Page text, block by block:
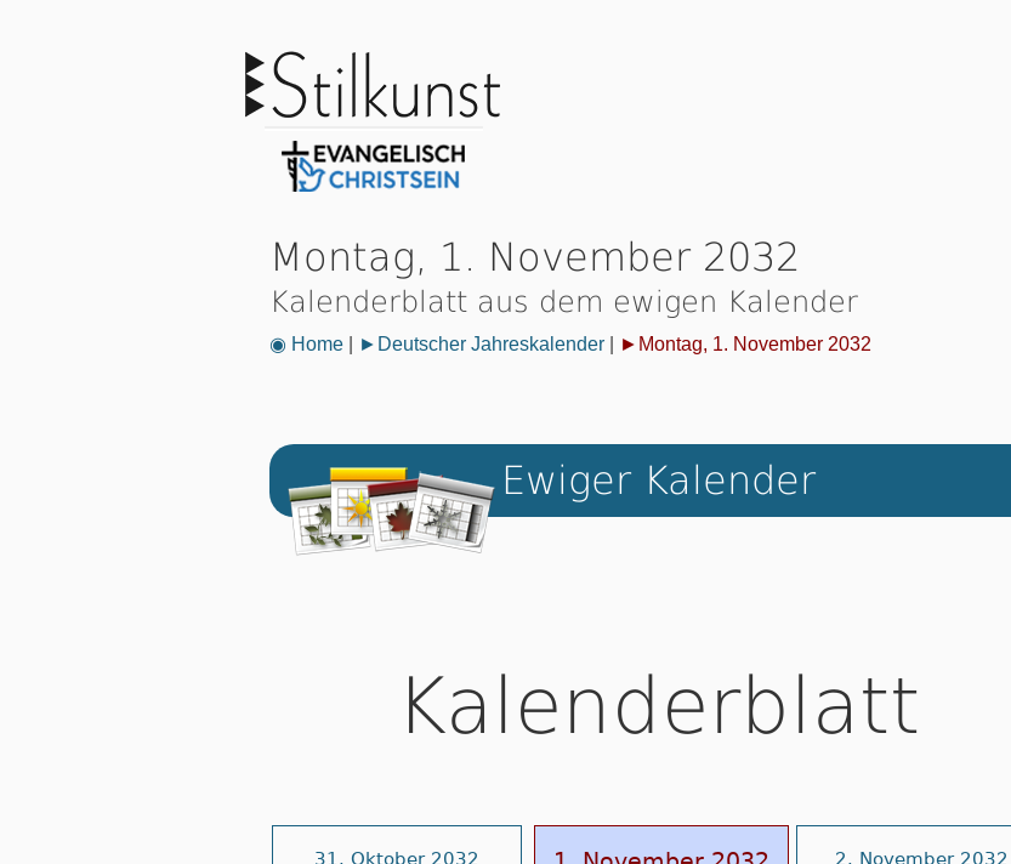
Montag, 1. November 2032
Kalenderblatt aus dem ewigen Kalender
◉ Home ►Deutscher Jahreskalender ►Montag, 1. November 2032
Ewiger Kalender
Kalenderblatt
31. Oktober 2032 2. November 2032